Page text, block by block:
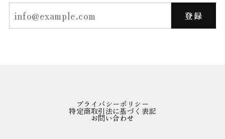
登録
プライバシーポリシー
特定商取引法に基づく表記
お問い合わせ